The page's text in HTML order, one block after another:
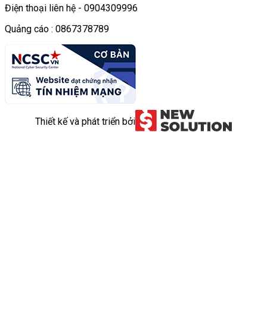
Điện thoại liên hệ - 0904309996
Quảng cáo : 0867378789
Thiết kế và phát triển bởi